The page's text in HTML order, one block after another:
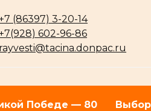
(86397) 3-20-14
602-96-86
rayvesti@tacina.donpac.ru
Победе — 80